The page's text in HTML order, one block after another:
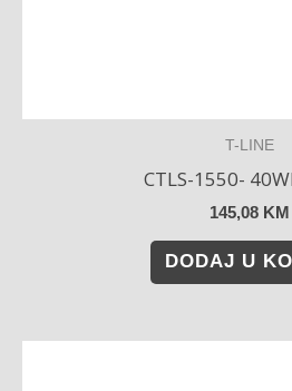
T-LINE
CTLS-1550-
145,08 KM
DODAJ U